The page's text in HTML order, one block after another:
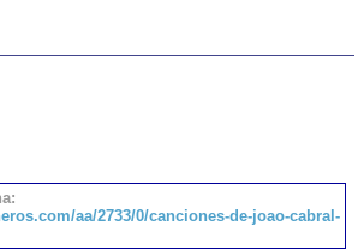
aa/2733/0/canciones-de-joao-cabral-